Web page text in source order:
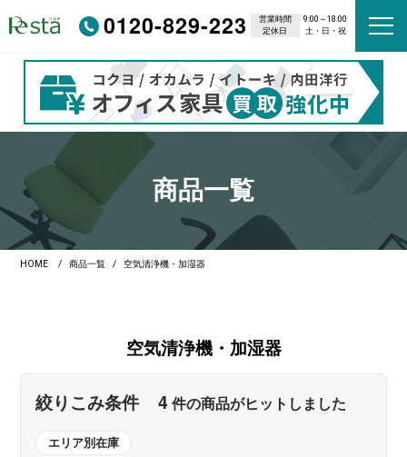
0120-829-223 営業時間
9:00～18:00
定休日
土・日・祝
商品一覧
HOME 商品一覧 空気清浄機・加湿器
空気清浄機・ 加湿器
絞りこみ条件 4 件の商品がヒットしました
エリア別在庫